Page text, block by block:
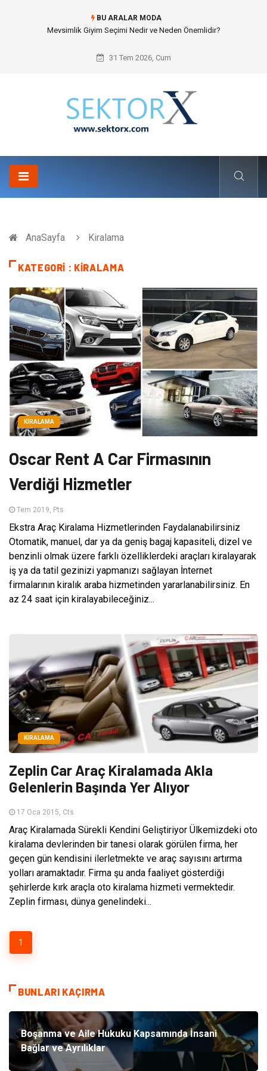
BU ARALAR MODA
Mevsimlik Giyim Seçimi Nedir ve Neden Önemlidir?
31 Tem 2026, Cum
AnaSayfa Kiralama
KATEGORI : KIRALAMA
KIRALAMA
Oscar Rent A Car Firmasının
Verdiği Hizmetler
Tem 2019, Pts
Ekstra Araç Kiralama Hizmetlerinden Faydalanabilirsiniz
Otomatik, manuel, dar ya da geniş bagaj kapasiteli, dizel ve
benzinli olmak üzere farklı özelliklerdeki araçları kiralayarak
iş ya da tatil gezinizi yapmanızı sağlayan İnternet
firmalarının kiralık araba hizmetinden yararlanabilirsiniz. En
az 24 saat için kiralayabileceğiniz...
KIRALAMA
Zeplin Car Araç Kiralamada Akla
Gelenlerin Başında Yer Alıyor
17 Oca 2015, Cts
Araç Kiralamada Sürekli Kendini Geliştiriyor Ülkemizdeki oto
kiralama devlerinden bir tanesi olarak görülen firma, her
geçen gün kendisini ilerletmekte ve araç sayısını artırma
yolları aramaktadır. Firma şu anda faaliyet gösterdiği
şehirlerde kırk araçla oto kiralama hizmeti vermektedir.
Zeplin firması, dünya genelindeki...
1
BUNLARI KAÇIRMA
Boşanma ve Aile Hukuku Kapsamında İnsani
Bağlar ve Ayrılıklar